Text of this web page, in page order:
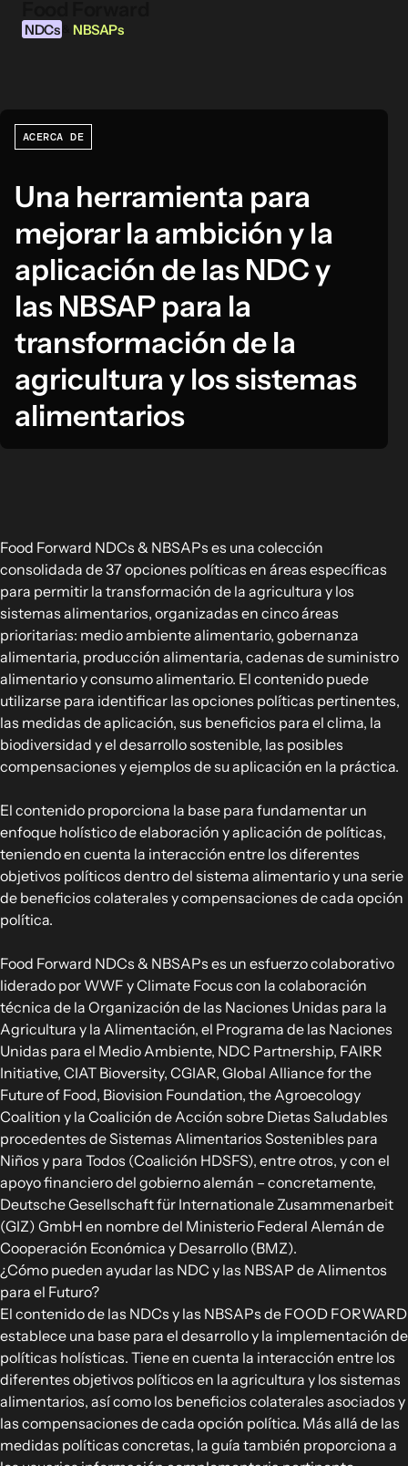
NDCs NBSAPs
INFORMACIÓN
¿Qué son los NDCs?
¿Qué son las NBSAPs?
Por qué actuar sobre la agricultura y los
sistemas alimentarios
ÁREAS DE INTERVENCIÓN ALIMENTARIA
Entorno alimentario
Gobernanza alimentaria
Producción alimentaria
Cadenas de suministro alimentario
Opciones políticas en agricultura y
sistemas alimentarios
Conexiones
ACERCA DE
Una herramienta para
mejorar la ambición y la
aplicación de las NDC y
las NBSAP para la
transformación de la
agricultura y los sistemas
alimentarios
Food Forward NDCs & NBSAPs es una colección
consolidada de 37 opciones políticas en áreas específicas
para permitir la transformación de la agricultura y los
sistemas alimentarios, organizadas en cinco áreas
prioritarias: medio ambiente alimentario, gobernanza
alimentaria, producción alimentaria, cadenas de suministro
alimentario y consumo alimentario. El contenido puede
utilizarse para identificar las opciones políticas pertinentes,
las medidas de aplicación, sus beneficios para el clima, la
biodiversidad y el desarrollo sostenible, las posibles
compensaciones y ejemplos de su aplicación en la práctica.
El contenido proporciona la base para fundamentar un
enfoque holístico de elaboración y aplicación de políticas,
teniendo en cuenta la interacción entre los diferentes
objetivos políticos dentro del sistema alimentario y una serie
de beneficios colaterales y compensaciones de cada opción
política.
Food Forward NDCs & NBSAPs es un esfuerzo colaborativo
liderado por WWF y Climate Focus con la colaboración
técnica de la Organización de las Naciones Unidas para la
Agricultura y la Alimentación, el Programa de las Naciones
Unidas para el Medio Ambiente, NDC Partnership, FAIRR
Initiative, CIAT Bioversity, CGIAR, Global Alliance for the
Future of Food, Biovision Foundation, the Agroecology
Coalition y la Coalición de Acción sobre Dietas Saludables
procedentes de Sistemas Alimentarios Sostenibles para
Niños y para Todos (Coalición HDSFS), entre otros, y con el
apoyo financiero del gobierno alemán – concretamente,
Deutsche Gesellschaft für Internationale Zusammenarbeit
(GIZ) GmbH en nombre del Ministerio Federal Alemán de
Cooperación Económica y Desarrollo (BMZ).
¿Cómo pueden ayudar las NDC y las NBSAP de Alimentos
para el Futuro?
El contenido de las NDCs y las NBSAPs de FOOD FORWARD
establece una base para el desarrollo y la implementación de
políticas holísticas. Tiene en cuenta la interacción entre los
diferentes objetivos políticos en la agricultura y los sistemas
alimentarios, así como los beneficios colaterales asociados y
las compensaciones de cada opción política. Más allá de las
medidas políticas concretas, la guía también proporciona a